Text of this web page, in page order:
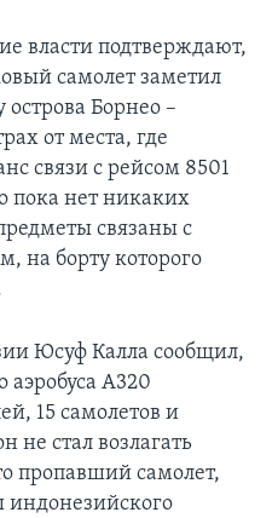
власти подтверждают,
самолет заметил
Борнео –
от места, где
связи с рейсом 8501
пока нет никаких
связаны с
на борту которого
Юсуф Калла сообщил,
аэробуса А320
15 самолетов и
не стал возлагать
пропавший самолет,
индонезийского